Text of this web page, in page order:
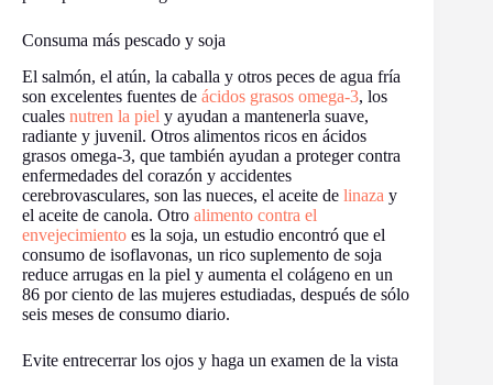
Consuma más pescado y soja
El salmón, el atún, la caballa y otros peces de agua fría
son excelentes fuentes de ácidos grasos omega-3, los
cuales nutren la piel y ayudan a mantenerla suave,
radiante y juvenil. Otros alimentos ricos en ácidos
grasos omega-3, que también ayudan a proteger contra
enfermedades del corazón y accidentes
cerebrovasculares, son las nueces, el aceite de linaza y
el aceite de canola. Otro alimento contra el
envejecimiento es la soja, un estudio encontró que el
consumo de isoflavonas, un rico suplemento de soja
reduce arrugas en la piel y aumenta el colágeno en un
86 por ciento de las mujeres estudiadas, después de sólo
seis meses de consumo diario.
Evite entrecerrar los ojos y haga un examen de la vista